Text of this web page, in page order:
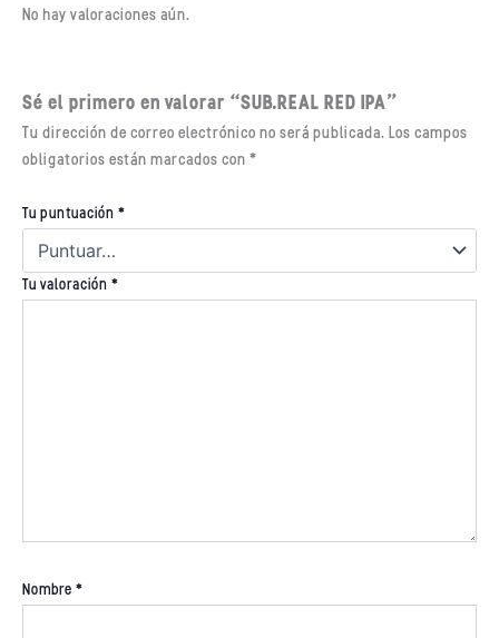
No hay valoraciones aún.
Sé el primero en valorar “SUB.REAL RED IPA”
Tu dirección de correo electrónico no será publicada. Los campos
obligatorios están marcados con *
Tu puntuación *
Tu valoración *
Nombre *